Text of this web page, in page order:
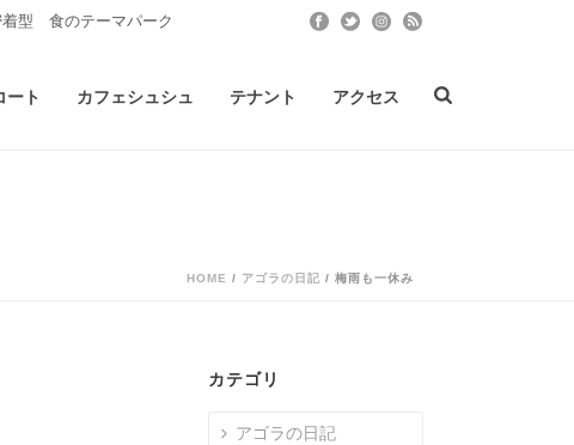
型 食のテーマパーク
ート カフェシュシュ テナント アクセス
HOME / アゴラの日記 / 梅雨も一休み
カテゴリ
アゴラの日記